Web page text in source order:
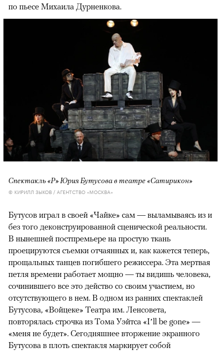
по пьесе Михаила Дурненкова.
Спектакль «Р» Юрия Бутусова в театре «Сатирикон»
© КИРИЛЛ ЗЫКОВ / АГЕНТСТВО «МОСКВА»
Бутусов играл в своей «Чайке» сам — выламываясь из и
без того деконструированной сценической реальности.
В нынешней постпремьере на простую ткань
проецируются съемки отчаянных и, как кажется теперь,
прощальных танцев погибшего режиссера. Эта мертвая
петля времени работает мощно — ты видишь человека,
сочинившего все это действо со своим участием, но
отсутствующего в нем. В одном из ранних спектаклей
Бутусова, «Войцеке» Театра им. Ленсовета,
повторялась строчка из Тома Уэйтса «I’ll be gone» —
«меня не будет». Сегодняшнее вторжение экранного
Бутусова в плоть спектакля маркирует собой